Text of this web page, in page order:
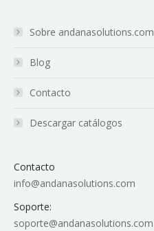
Sobre andanasolutions.com
Blog
Contacto
Descargar catálogos
Contacto
info@andanasolutions.com
Soporte:
soporte@andanasolutions.com